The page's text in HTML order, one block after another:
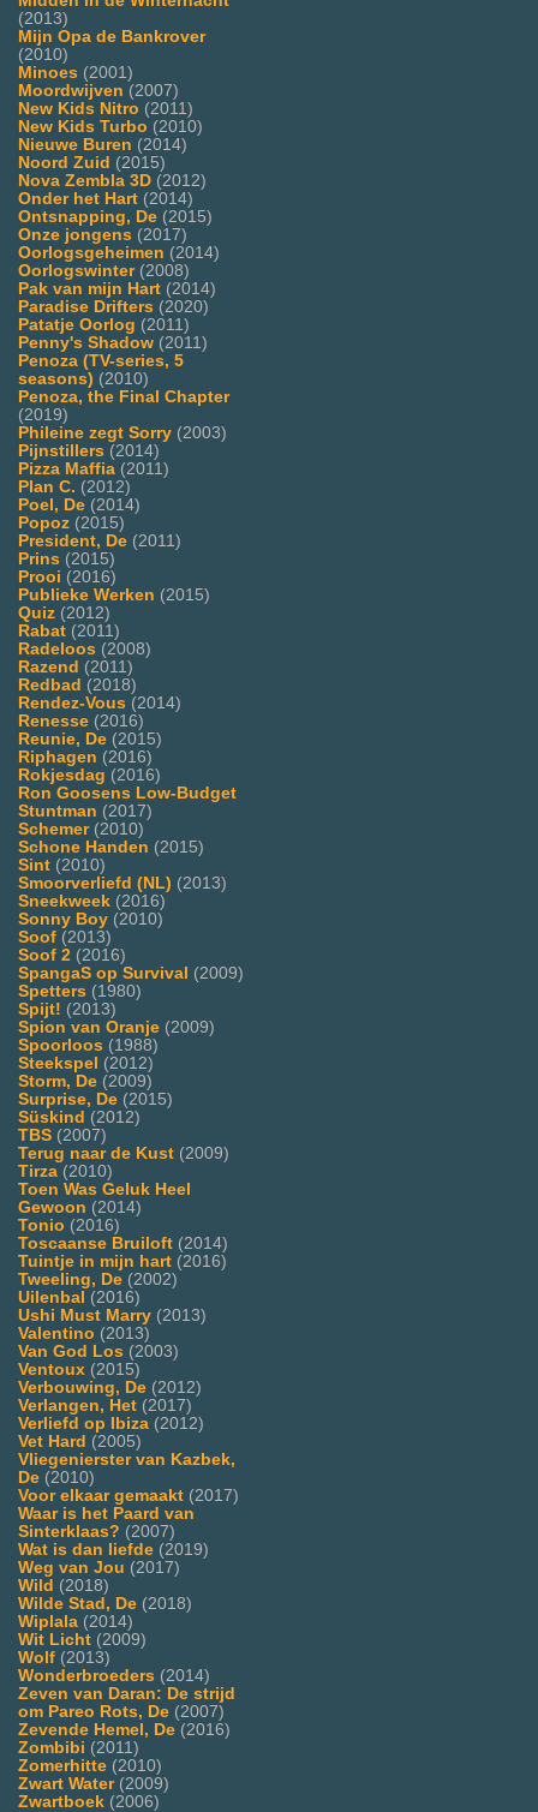
(2013)
Mijn Opa de Bankrover
(2010)
Minoes (2001)
Moordwijven (2007)
New Kids Nitro (2011)
New Kids Turbo (2010)
Nieuwe Buren (2014)
Noord Zuid (2015)
Nova Zembla 3D (2012)
Onder het Hart (2014)
Ontsnapping, De (2015)
Onze jongens (2017)
Oorlogsgeheimen (2014)
Oorlogswinter(2008)
Pak van mijn Hart (2014)
Paradise Drifters (2020)
Patatje Oorlog (2011)
Penny's Shadow (2011)
Penoza (TV-series, 5
seasons) (2010)
Penoza, the Final Chapter
(2019)
Phileine zegt Sorry (2003)
Pijnstillers (2014)
Pizza Maffia (2011)
Plan C. (2012)
Poel, De (2014)
Popoz (2015)
President, De (2011)
Prins (2015)
Prooi (2016)
Publieke Werken (2015)
Quiz (2012)
Rabat (2011)
Radeloos (2008)
Razend (2011)
Redbad (2018)
Rendez-Vous (2014)
Renesse (2016)
Reunie, De (2015)
Riphagen (2016)
Rokjesdag (2016)
Ron Goosens Low-Budget
Stuntman (2017)
Schemer(2010)
Schone Handen (2015)
Sint (2010)
Smoorverliefd (NL) (2013)
Sneekweek (2016)
Sonny Boy (2010)
Soof (2013)
Soof 2 (2016)
SpangaS op Survival (2009)
Spetters (1980)
Spijt! (2013)
Spion van Oranje (2009)
Spoorloos (1988)
Steekspel (2012)
Storm, De (2009)
Surprise, De (2015)
Süskind (2012)
TBS (2007)
Terug naar de Kust (2009)
Tirza (2010)
Toen Was Geluk Heel
Gewoon (2014)
Tonio (2016)
Toscaanse Bruiloft (2014)
Tuintje in mijn hart (2016)
Tweeling, De (2002)
Uilenbal (2016)
Ushi Must Marry (2013)
Valentino (2013)
Van God Los (2003)
Ventoux (2015)
Verbouwing, De (2012)
Verlangen, Het (2017)
Verliefd op Ibiza (2012)
Vet Hard (2005)
Vliegenierster van Kazbek,
De (2010)
Voor elkaar gemaakt (2017)
Waar is het Paard van
Sinterklaas? (2007)
Wat is dan liefde (2019)
Weg van Jou (2017)
Wild (2018)
Wilde Stad, De (2018)
Wiplala (2014)
Wit Licht (2009)
Wolf (2013)
Wonderbroeders (2014)
Zeven van Daran: De strijd
om Pareo Rots, De (2007)
Zevende Hemel, De (2016)
Zombibi (2011)
Zomerhitte (2010)
Zwart Water(2009)
Zwartboek (2006)